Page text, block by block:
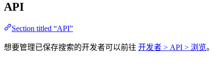
API
Section titled “API”
想要管理已保存搜索的开发者可以前往 开发者 > API > 浏览。